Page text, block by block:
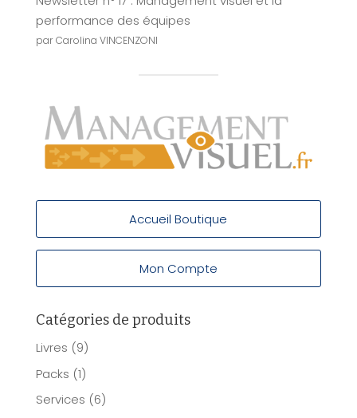
performance des équipes
par Carolina VINCENZONI
Accueil Boutique
Mon Compte
Catégories de produits
Livres (9)
Packs (1)
Services (6)